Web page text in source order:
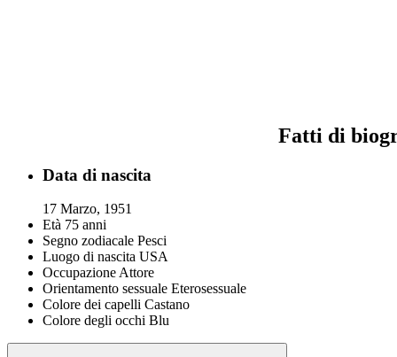
Fatti di
Data di nascita
17 Marzo, 1951
Età 75 anni
Segno zodiacale Pesci
Luogo di nascita USA
OccupazioneAttore
Orientamento sessuale Eterosessuale
Colore dei capelli Castano
Colore degli occhi Blu